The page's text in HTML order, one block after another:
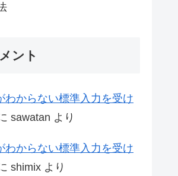
ント
わからない標準入力を受け
sawatan より
わからない標準入力を受け
shimix より